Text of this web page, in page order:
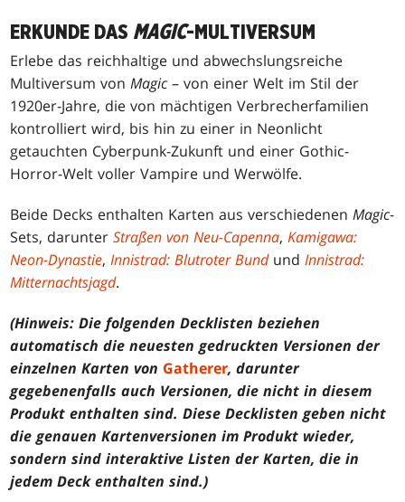
ERKUNDE DAS MAGIC-MULTIVERSUM
Erlebe das reichhaltige und abwechslungsreiche
Multiversum vonMagic – von einer Welt im Stil der
1920er-Jahre, die von mächtigen Verbrecherfamilien
kontrolliert wird, bis hin zu einer in Neonlicht
getauchten Cyberpunk-Zukunft und einer Gothic-
Horror-Welt voller Vampire und Werwölfe.
Beide Decks enthalten Karten aus verschiedenenMagic-
Sets, darunterStraßen von Neu-Capenna,Kamigawa:
Neon-Dynastie,Innistrad: Blutroter BundundInnistrad:
Mitternachtsjagd.
(Hinweis: Die folgenden Decklisten beziehen
automatisch die neuesten gedruckten Versionen der
einzelnen Karten von Gatherer, darunter
gegebenenfalls auch Versionen, die nicht in diesem
Produkt enthalten sind. Diese Decklisten geben nicht
die genauen Kartenversionen im Produkt wieder,
sondern sind interaktive Listen der Karten, die in
jedem Deck enthalten sind.)